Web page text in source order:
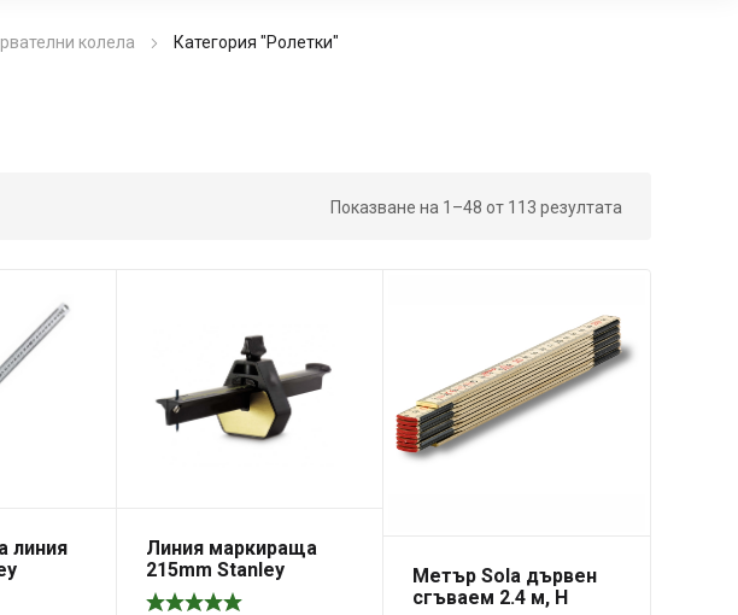
колела Категория "Ролетки"
Показване на 1–48 от 113 резултата
линия
Линия маркираща
215mm Stanley
Метър Sola дървен
сгъваем 2.4 м, H